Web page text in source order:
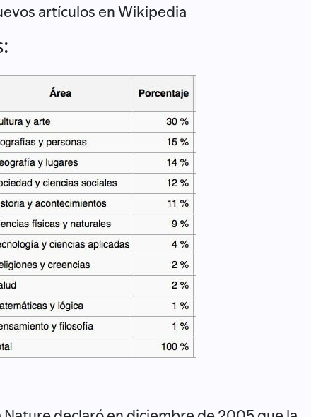
artículos en Wikipedia